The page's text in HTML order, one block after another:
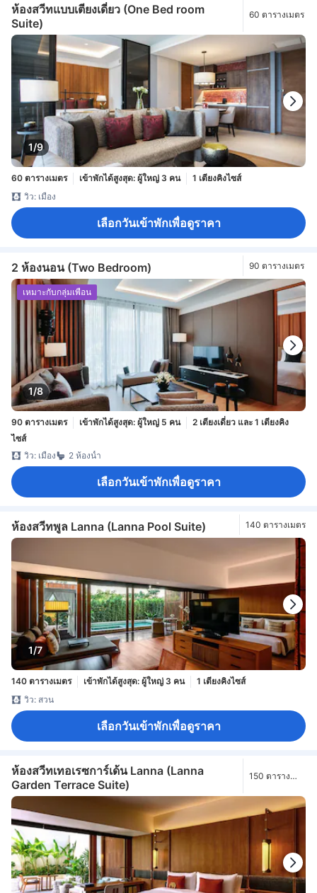
ห้องสวีทแบบเตียงเดี่ยว (One Bed room
Suite)
60 ตารางเมตร
1/9
60 ตารางเมตร เข้าพักได้สูงสุด: ผู้ใหญ่ 3 คน
1 เตียงคิงไซส์
วิว: เมือง
เลือกวันเข้าพักเพื่อดูราคา
2 ห้องนอน (Two Bedroom) 90 ตารางเมตร
1/8
เหมาะกับกลุ่มเพื่อน
90 ตารางเมตร เข้าพักได้สูงสุด: ผู้ใหญ่ 5 คน
2 เตียงเดี่ยว และ 1 เตียงคิง
ไซส์
วิว: เมือง
2 ห้องน้ำ
เลือกวันเข้าพักเพื่อดูราคา
ห้องสวีทพูล Lanna (Lanna Pool Suite) 140 ตารางเมตร
1/7
140 ตารางเมตร เข้าพักได้สูงสุด: ผู้ใหญ่ 3 คน
1 เตียงคิงไซส์
วิว: สวน
เลือกวันเข้าพักเพื่อดูราคา
ห้องสวีทเทอเรซการ์เด้น Lanna (Lanna
Garden Terrace Suite)
150 ตาราง